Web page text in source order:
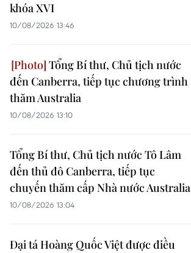
khóa XVI
10/08/2026 13:46
Tổng Bí thư, Chủ tịch nước
đến Canberra, tiếp tục chương trình
thăm Australia
10/08/2026 13:10
Tổng Bí thư, Chủ tịch nước Tô Lâm
đến thủ đô Canberra, tiếp tục
chuyến thăm cấp Nhà nước Australia
10/08/2026 13:04
Đại tá Hoàng Quốc Việt được điều